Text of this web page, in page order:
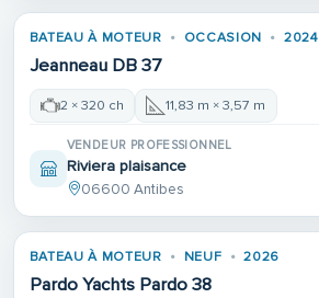
BATEAU À MOTEUR OCCASION 2024
Jeanneau DB 37
2 × 320 ch 11,83 m × 3,57 m
VENDEUR PROFESSIONNEL
Riviera plaisance
06600 Antibes
BATEAU À MOTEUR NEUF 2026
Pardo Yachts Pardo 38